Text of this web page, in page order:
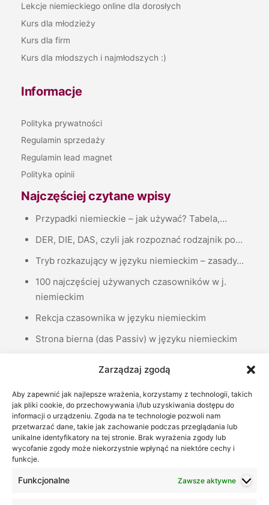
Zarządzaj zgodą
Aby zapewnić jak najlepsze wrażenia, korzystamy z technologii, takich
jak pliki cookie, do przechowywania i/lub uzyskiwania dostępu do
informacji o urządzeniu. Zgoda na te technologie pozwoli nam
przetwarzać dane, takie jak zachowanie podczas przeglądania lub
unikalne identyfikatory na tej stronie. Brak wyrażenia zgody lub
wycofanie zgody może niekorzystnie wpłynąć na niektóre cechy i
funkcje.
Funkcjonalne Zawsze aktywne
Lekcje niemieckiego online dla dorosłych
Kurs dla młodzieży
Kurs dla firm
Kurs dla młodszych i najmłodszych :)
Informacje
Polityka prywatności
Regulamin sprzedaży
Regulamin lead magnet
Polityka opinii
Najczęściej czytane wpisy
Przypadki niemieckie – jak używać? Tabela,…
DER, DIE, DAS, czyli jak rozpoznać rodzajnik po…
Tryb rozkazujący w języku niemieckim – zasady…
100 najczęściej używanych czasowników w j.
niemieckim
Rekcja czasownika w języku niemieckim
Strona bierna (das Passiv) w języku niemieckim
Życzenia noworoczne po niemiecku – 37
propozycji
Codzienny niemiecki – podsumowanie akcji
Ostatnie wpisy